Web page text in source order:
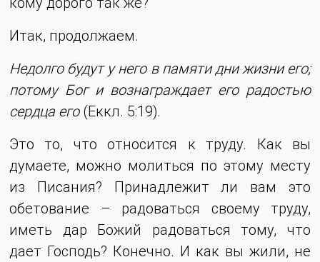
Итак, продолжаем.
Недолго будут у него в памяти дни жизни его;
потому Бог и вознаграждает его радостью
сердца его (Еккл. 5:19).
Это то, что относится к труду. Как вы
думаете, можно молиться по этому месту
из Писания? Принадлежит ли вам это
обетование – радоваться своему труду,
иметь дар Божий радоваться тому, что
дает Господь? Конечно. И как вы жили, не